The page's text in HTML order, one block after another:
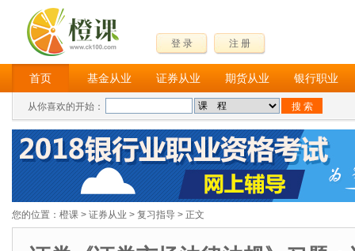
登 录 注 册
首页 基金从业 证券从业 期货从业 银行职业
从你喜欢的开始：
您的位置： 橙课 > 证券从业 > 复习指导 > 正文